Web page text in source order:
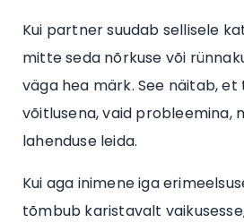
Kui partner suudab sellisele
mitte seda nõrkuse või
väga hea märk. See näitab,
võitlusena, vaid probleemina,
lahenduse leida.
Kui aga inimene iga
tõmbub karistavalt